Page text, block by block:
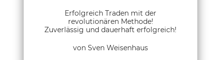
Erfolgreich Traden mit der
revolutionären Methode!
Zuverlässig und dauerhaft erfolgreich!
von Sven Weisenhaus